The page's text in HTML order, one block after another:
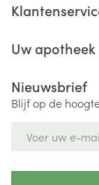
Uw apotheek
Nieuwsbrief
Blijf op de